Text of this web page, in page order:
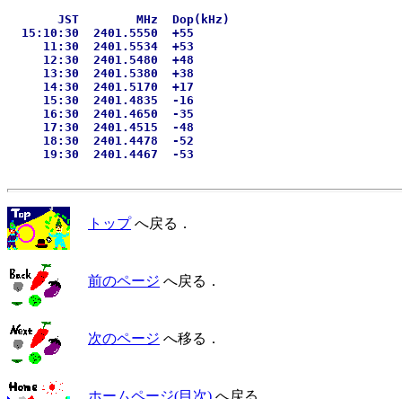
       JST        MHz  Dop(kHz)
  15:10:30  2401.5550  +55
     11:30  2401.5534  +53
     12:30  2401.5480  +48
     13:30  2401.5380  +38
     14:30  2401.5170  +17
     15:30  2401.4835  -16
     16:30  2401.4650  -35
     17:30  2401.4515  -48
     18:30  2401.4478  -52
トップへ戻る．
前のページ へ戻る．
次のページ へ移る．
ホームページ(目次) へ戻る．